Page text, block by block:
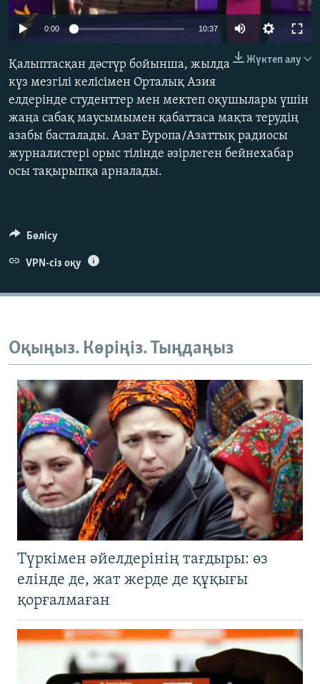
ЖАЗЫЛЫҢЫЗ
Басқа тілдерде
0:00 10:37
Жүктеп алу
Қалыптасқан дәстүр бойынша, жылда
күз мезгілі келісімен Орталық Азия
елдерінде студенттер мен мектеп оқушылары үшін
жаңа сабақ маусымымен қабаттаса мақта терудің
азабы басталады. Азат Еуропа/Азаттық радиосы
журналистері орыс тілінде әзірлеген бейнехабар
осы тақырыпқа арналады.
Бөлісу
VPN-сіз оқу
Оқыңыз. Көріңіз. Тыңдаңыз
Түркімен әйелдерінің тағдыры: өз
елінде де, жат жерде де құқығы
қорғалмаған